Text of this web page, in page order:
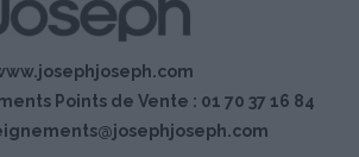
Points de Vente : 01 70 37 16 84